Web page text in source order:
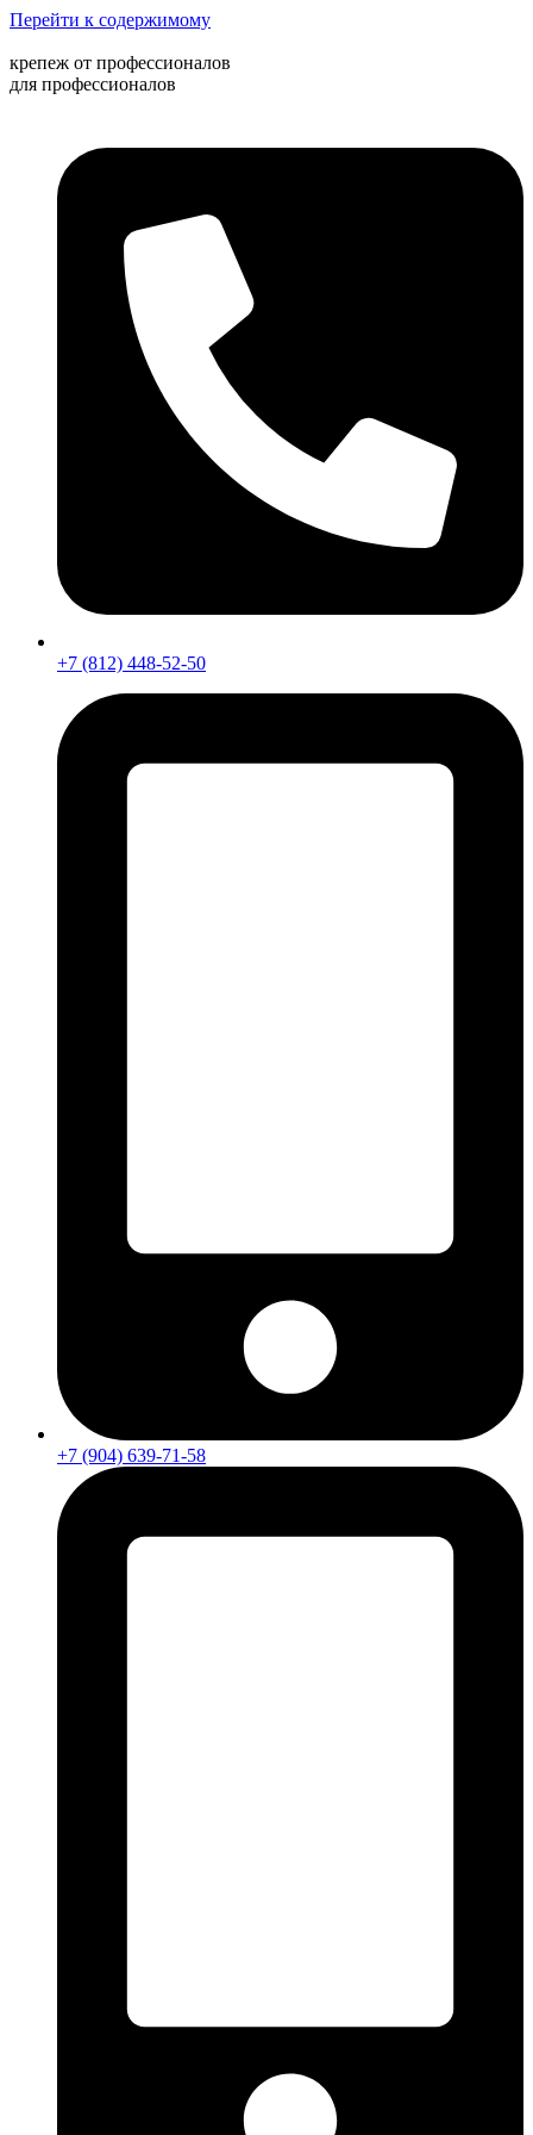
Перейти к содержимому
крепеж от профессионалов
для профессионалов
+7 (812) 448-52-50
+7 (904) 639-71-58